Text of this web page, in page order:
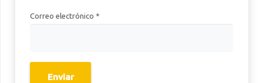
Correo electrónico *